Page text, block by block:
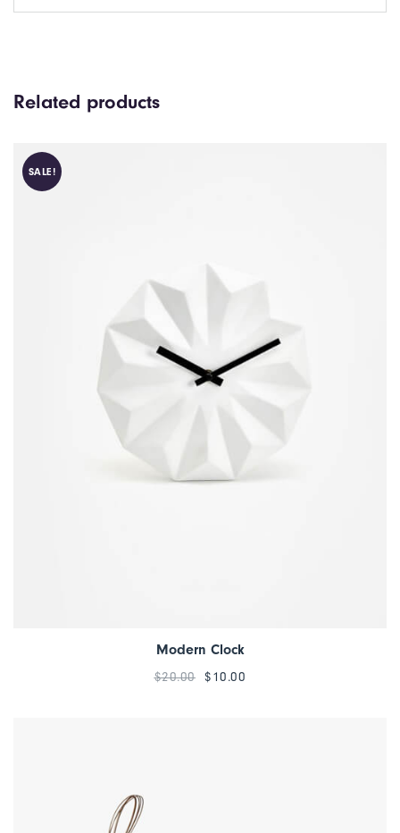
Related products
SALE!
Modern Clock
$20.00 $10.00